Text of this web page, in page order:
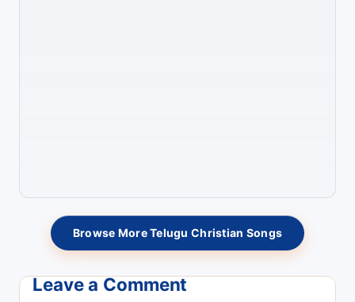
Browse More Telugu Christian Songs
Leave a Comment